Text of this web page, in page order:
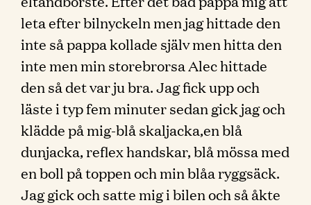
leta efter bilnyckeln men jag hittade den
inte så pappa kollade själv men hitta den
inte men min storebrorsa Alec hittade
den så det var ju bra. Jag fick upp och
läste i typ fem minuter sedan gick jag och
klädde på mig-blå skaljacka,en blå
dunjacka, reflex handskar, blå mössa med
en boll på toppen och min blåa ryggsäck.
Jag gick och satte mig i bilen och så åkte